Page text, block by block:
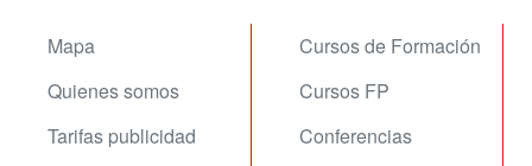
Mapa
Quienes somos
Tarifas publicidad
Cursos de Formación
Cursos FP
Conferencias